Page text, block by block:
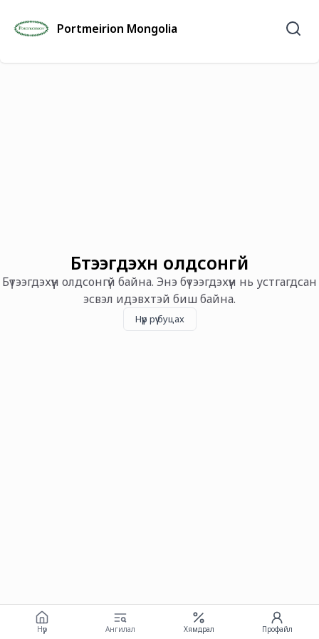
Portmeirion Mongolia
Бүтээгдэхүүн олдсонгүй
Бүтээгдэхүүн олдсонгүй байна. Энэ бүтээгдэхүүн нь устгагдсан
эсвэл идэвхтэй биш байна.
Нүүр рүү буцах
Нүүр Ангилал Хямдрал Профайл